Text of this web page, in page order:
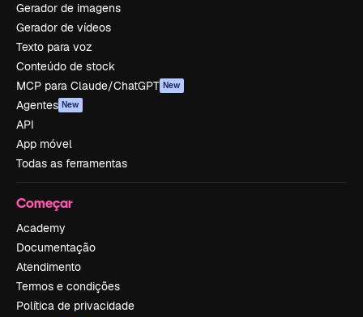
Gerador de imagens
Gerador de vídeos
Texto para voz
Conteúdo de stock
MCP para Claude/ChatGPT New
Agentes New
API
App móvel
Todas as ferramentas
Começar
Academy
Documentação
Atendimento
Termos e condições
Política de privacidade